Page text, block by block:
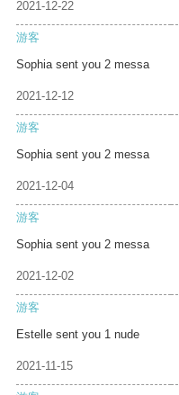
2021-12-22
游客
Sophia sent you 2 messa
2021-12-12
游客
Sophia sent you 2 messa
2021-12-04
游客
Sophia sent you 2 messa
2021-12-02
游客
Estelle sent you 1 nude
2021-11-15